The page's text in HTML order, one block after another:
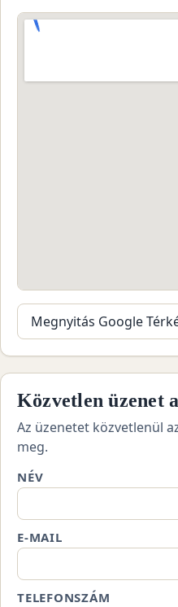
Megnyitás Google
Közvetlen üzenet
Az üzenetet közvetlenül
meg.
NÉV
E-MAIL
TELEFONSZÁM